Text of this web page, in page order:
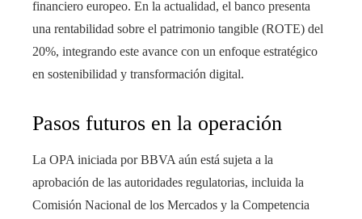
financiero europeo. En la actualidad, el banco presenta
una rentabilidad sobre el patrimonio tangible (ROTE) del
20%, integrando este avance con un enfoque estratégico
en sostenibilidad y transformación digital.
Pasos futuros en la operación
La OPA iniciada por BBVA aún está sujeta a la
aprobación de las autoridades regulatorias, incluida la
Comisión Nacional de los Mercados y la Competencia